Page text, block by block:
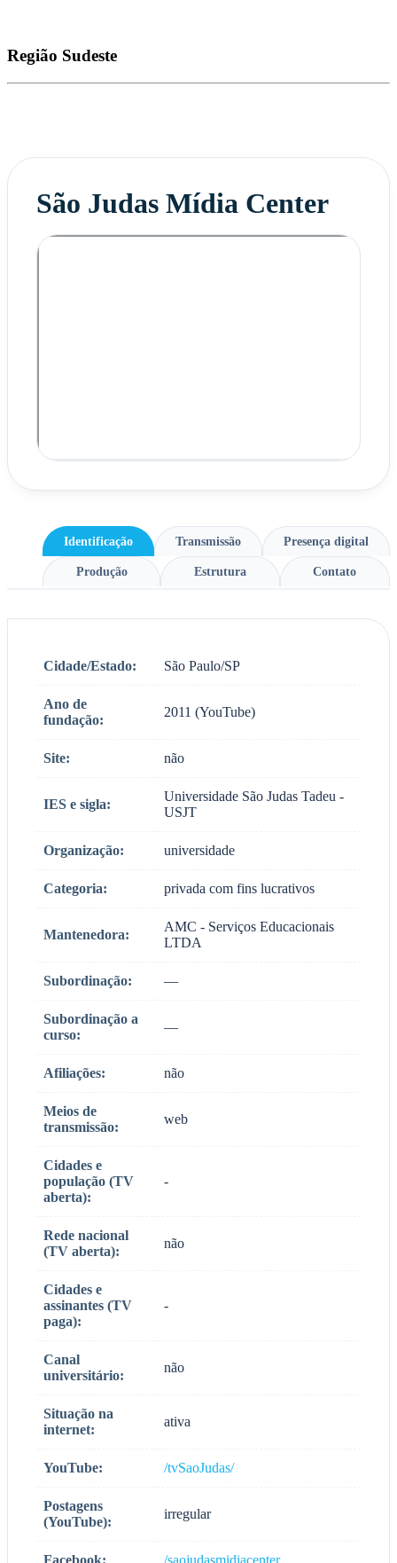
Região Sudeste
São Judas Mídia Center
Identificação Transmissão Presença digital
Produção Estrutura Contato
Cidade/Estado: São Paulo/SP
Ano de
fundação:
2011 (YouTube)
Site: não
IES e sigla:
Universidade São Judas Tadeu -
USJT
Organização: universidade
Categoria: privada com fins lucrativos
Mantenedora:
AMC - Serviços Educacionais
LTDA
Subordinação: —
Subordinação a
curso:
—
Afiliações: não
Meios de
transmissão:
web
Cidades e
população (TV
aberta):
-
Rede nacional
(TV aberta):
não
Cidades e
assinantes (TV
paga):
-
Canal
universitário:
não
Situação na
internet:
ativa
YouTube: /tvSaoJudas/
Postagens
(YouTube):
irregular
Facebook: /saojudasmidiacenter